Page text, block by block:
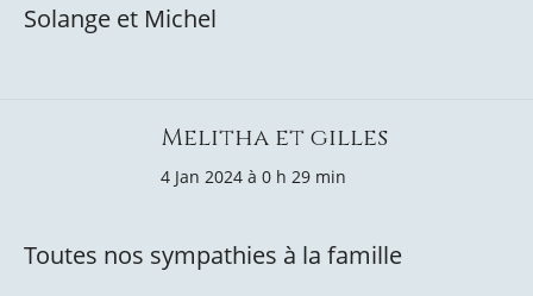
Solange et Michel
Melitha et gilles
4 Jan 2024 à 0 h 29 min
Toutes nos sympathies à la famille